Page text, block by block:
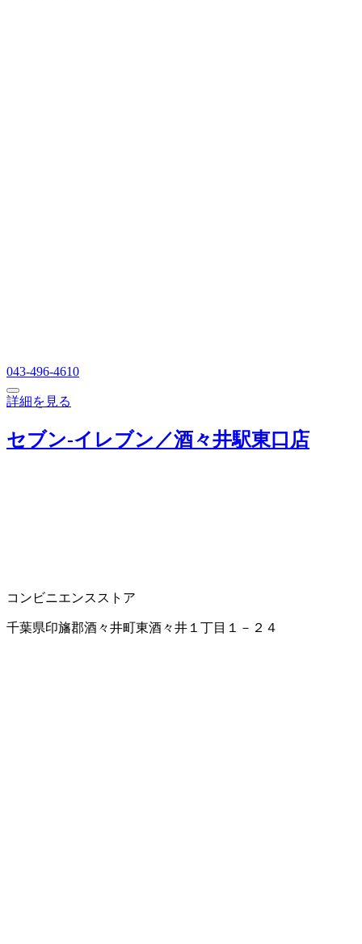
043-496-4610
詳細を見る
セブン‐イレブン／酒々井駅東口店
コンビニエンスストア
千葉県印旛郡酒々井町東酒々井１丁目１－２４